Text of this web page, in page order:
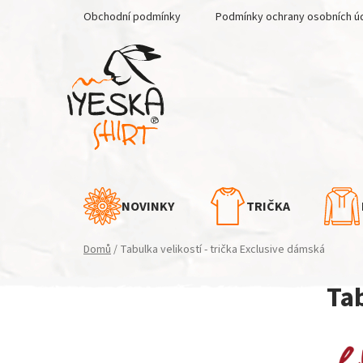
Obchodní podmínky Podmínky ochrany osobních
NOVINKY TRIČKA
Domů/ Tabulka velikostí - trička Exclusive dámská